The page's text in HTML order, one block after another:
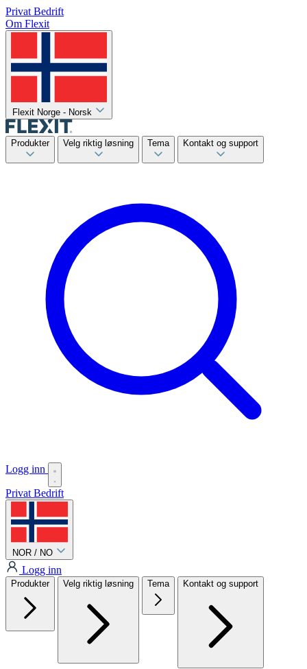
Privat Bedrift
Om Flexit
Flexit Norge - Norsk
Produkter Velg riktig løsning Tema Kontakt og support
Logg inn
Privat Bedrift
NOR / NO
Logg inn
Produkter Velg riktig løsning Tema Kontakt og support